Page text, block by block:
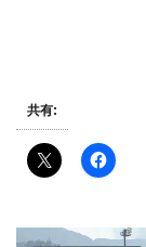
共有: